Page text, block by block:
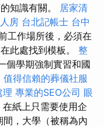
知識有關。 居家清
房 台北記帳士 台中
工作場所後，必須在
此處找到模板。 整
個學期強制實習和國
值得信賴的葬儀社服
理 專業的SEO公司 眼
在紙上只需要使用企
，大學（被稱為內